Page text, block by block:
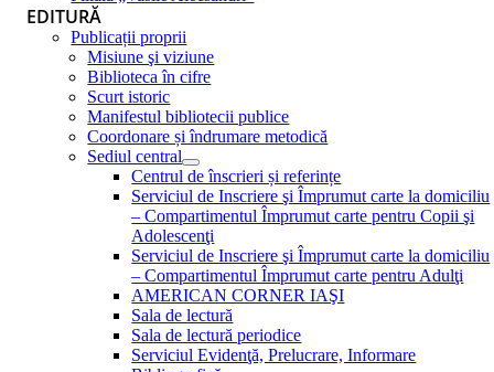
EDITURĂ
Publicații proprii
Misiune şi viziune
Biblioteca în cifre
Scurt istoric
Manifestul bibliotecii publice
Coordonare și îndrumare metodică
Sediul central
Centrul de înscrieri și referințe
Serviciul de Inscriere şi Împrumut carte la domiciliu
– Compartimentul Împrumut carte pentru Copii şi
Adolescenţi
Serviciul de Inscriere şi Împrumut carte la domiciliu
– Compartimentul Împrumut carte pentru Adulţi
AMERICAN CORNER IAŞI
Sala de lectură
Sala de lectură periodice
Serviciul Evidenţă, Prelucrare, Informare